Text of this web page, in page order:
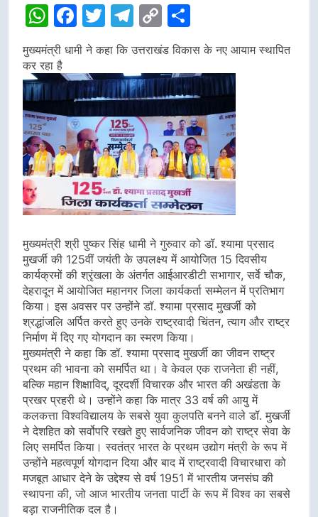
WhatsApp
Facebook
Twitter
Telegram
Copy
Link
मुख्यमंत्री धामी ने कहा कि उत्तराखंड विकास के नए आयाम स्थापित
कर रहा है
मुख्यमंत्री श्री पुष्कर सिंह धामी ने गुरुवार को डॉ. श्यामा प्रसाद
मुखर्जी की 125वीं जयंती के उपलक्ष्य में आयोजित 15 दिवसीय
कार्यक्रमों की श्रृंखला के अंतर्गत आईआरडीटी सभागार, सर्वे चौक,
देहरादून में आयोजित महानगर जिला कार्यकर्ता सम्मेलन में प्रतिभाग
किया। इस अवसर पर उन्होंने डॉ. श्यामा प्रसाद मुखर्जी को
श्रद्धांजलि अर्पित करते हुए उनके राष्ट्रवादी चिंतन, त्याग और राष्ट्र
निर्माण में दिए गए योगदान का स्मरण किया।
मुख्यमंत्री ने कहा कि डॉ. श्यामा प्रसाद मुखर्जी का जीवन राष्ट्र
प्रथम की भावना को समर्पित था। वे केवल एक राजनेता ही नहीं,
बल्कि महान शिक्षाविद्, दूरदर्शी विचारक और भारत की अखंडता के
प्रखर प्रहरी थे। उन्होंने कहा कि मात्र 33 वर्ष की आयु में
कलकत्ता विश्वविद्यालय के सबसे युवा कुलपति बनने वाले डॉ. मुखर्जी
ने देशहित को सर्वोपरि रखते हुए सार्वजनिक जीवन को राष्ट्र सेवा के
लिए समर्पित किया। स्वतंत्र भारत के प्रथम उद्योग मंत्री के रूप में
उन्होंने महत्वपूर्ण योगदान दिया और बाद में राष्ट्रवादी विचारधारा को
मजबूत आधार देने के उद्देश्य से वर्ष 1951 में भारतीय जनसंघ की
स्थापना की, जो आज भारतीय जनता पार्टी के रूप में विश्व का सबसे
बड़ा राजनीतिक दल है।